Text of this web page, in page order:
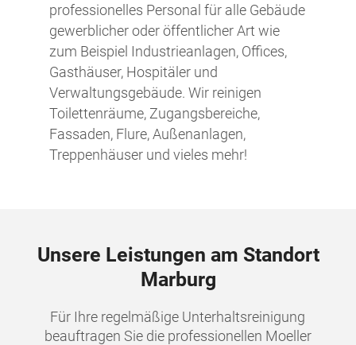
professionelles Personal für alle Gebäude
gewerblicher oder öffentlicher Art wie
zum Beispiel Industrieanlagen, Offices,
Gasthäuser, Hospitäler und
Verwaltungsgebäude. Wir reinigen
Toilettenräume, Zugangsbereiche,
Fassaden, Flure, Außenanlagen,
Treppenhäuser und vieles mehr!
Unsere Leistungen am Standort
Marburg
Für Ihre regelmäßige Unterhaltsreinigung
beauftragen Sie die professionellen Moeller